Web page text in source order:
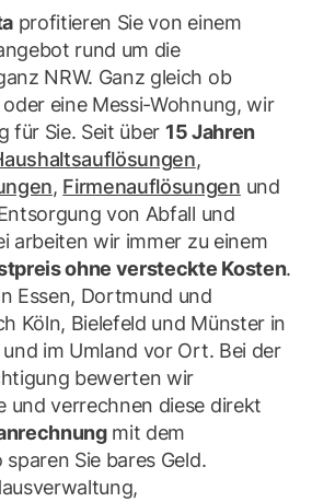
profitieren Sie von einem
rund um die
NRW. Ganz gleich ob
eine Messi-Wohnung, wir
für Sie. Seit über 15 Jahren
,
, Firmenauflösungen und
von Abfall und
arbeiten wir immer zu einem
ohne versteckte Kosten.
Essen, Dortmund und
Köln, Bielefeld und Münster in
im Umland vor Ort. Bei der
bewerten wir
und verrechnen diese direkt
mit dem
Sie bares Geld.